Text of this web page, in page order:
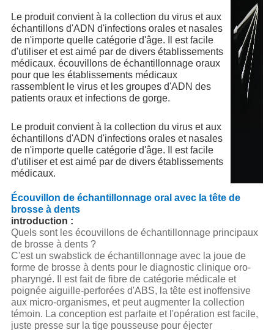
Le produit convient à la collection du virus et aux
échantillons d'ADN d'infections orales et nasales
de n'importe quelle catégorie d'âge. Il est facile
d'utiliser et est aimé par de divers établissements
médicaux. écouvillons de échantillonnage oraux
pour que les établissements médicaux
rassemblent le virus et les groupes d'ADN des
patients oraux et infections de gorge.
Le produit convient à la collection du virus et aux
échantillons d'ADN d'infections orales et nasales
de n'importe quelle catégorie d'âge. Il est facile
d'utiliser et est aimé par de divers établissements
médicaux.
Écouvillon de échantillonnage oral avec la tête de
brosse à dents
introduction :
Quels sont les écouvillons de échantillonnage principaux
de brosse à dents ?
C'est un swabstick de échantillonnage avec la joue de
forme de brosse à dents pour le diagnostic clinique oro-
pharyngé. Il est fait de fibre de catégorie médicale et
poignée aiguille-perforées d'ABS, la tête est inoffensive
aux micro-organismes, et peut augmenter la collection
témoin. La conception est parfaite et l'opération est facile,
juste presse sur la tige pousseuse pour éjecter